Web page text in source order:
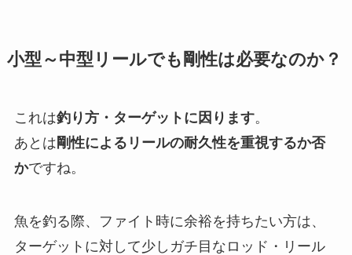
小型～中型リールでも剛性は必要なのか？
これは釣り方・ターゲットに因ります。
あとは 剛性によるリールの耐久性を重視するか否
かですね。
魚を釣る際、ファイト時に余裕を持ちたい方は、
ターゲットに対して少しガチ目なロッド・リール